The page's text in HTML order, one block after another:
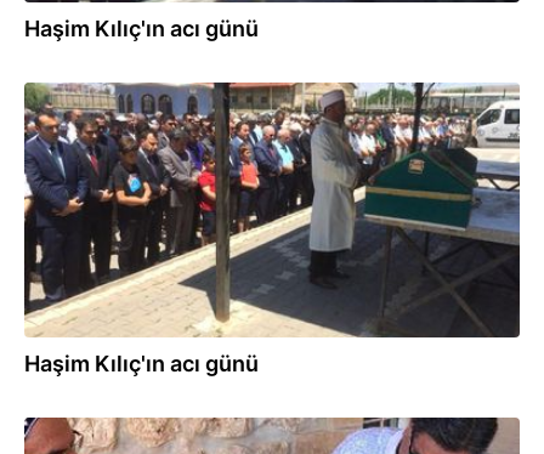
Haşim Kılıç'ın acı günü
25.06.2019
Haşim Kılıç'ın acı günü
02.07.2018